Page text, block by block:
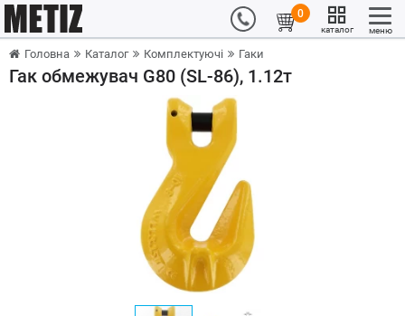
0
каталог меню
Головна Каталог Комплектуючі Гаки
Гак обмежувач G80 (SL-86), 1.12т